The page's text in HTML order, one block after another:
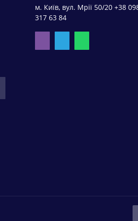
м. Київ, вул. Мрії 50/20 +38
317 63 84